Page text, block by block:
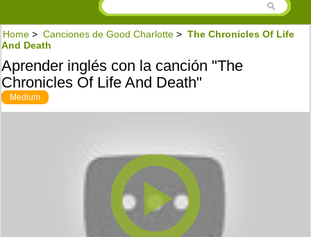
Home > Canciones de Good Charlotte > The Chronicles Of Life
And Death
Aprender inglés con la canción "The
Chronicles Of Life And Death"
Medium